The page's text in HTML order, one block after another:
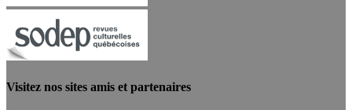
Visitez nos sites amis et partenaires